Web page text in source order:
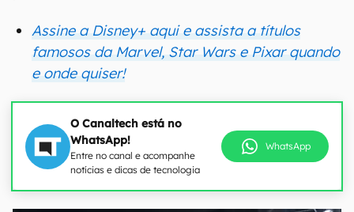
Assine a Disney+ aqui e assista a títulos
famosos da Marvel, Star Wars e Pixar quando
e onde quiser!
O Canaltech está no
WhatsApp!
Entre no canal e acompanhe
notícias e dicas de tecnologia
WhatsApp